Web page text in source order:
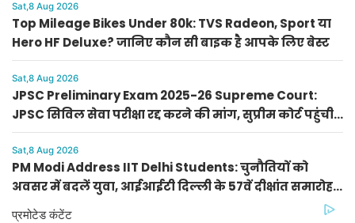
Sat,8 Aug 2026
Top Mileage Bikes Under 80k: TVS Radeon, Sport या
Hero HF Deluxe? जानिए कौन सी बाइक है आपके लिए बेस्ट
Sat,8 Aug 2026
JPSC Preliminary Exam 2025-26 Supreme Court:
JPSC सिविल सेवा परीक्षा रद्द करने की मांग, सुप्रीम कोर्ट पहुंची
PIL
Sat,8 Aug 2026
PM Modi Address IIT Delhi Students: चुनौतियों को
अवसर में बदलें युवा, आईआईटी दिल्ली के 57वें दीक्षांत समारोह
में पीएम मोदी का नया मंत्र